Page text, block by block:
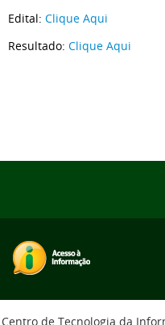
Edital: Clique Aqui
Resultado: Clique Aqui
Centro de Tecnologia da